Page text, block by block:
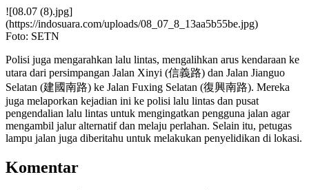
![08.07 (8).jpg]
(https://indosuara.com/uploads/08_07_8_13aa5b55be.jpg)
Foto: SETN
Polisi juga mengarahkan lalu lintas, mengalihkan arus kendaraan ke
utara dari persimpangan Jalan Xinyi (信義路) dan Jalan Jianguo
Selatan (建國南路) ke Jalan Fuxing Selatan (復興南路). Mereka
juga melaporkan kejadian ini ke polisi lalu lintas dan pusat
pengendalian lalu lintas untuk mengingatkan pengguna jalan agar
mengambil jalur alternatif dan melaju perlahan. Selain itu, petugas
lampu jalan juga diberitahu untuk melakukan penyelidikan di lokasi.
Komentar